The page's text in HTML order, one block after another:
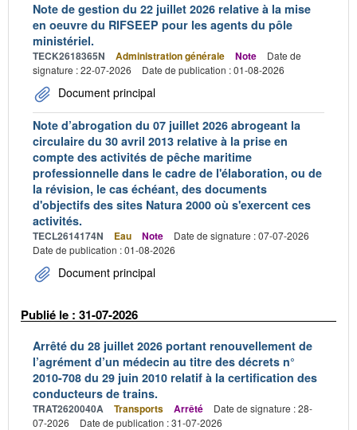
Note de gestion du 22 juillet 2026 relative à la mise
en oeuvre du RIFSEEP pour les agents du pôle
ministériel.
TECK2618365N Administration générale Note
Date de
signature : 22-07-2026
Date de publication : 01-08-2026
Document principal
Note d’abrogation du 07 juillet 2026 abrogeant la
circulaire du 30 avril 2013 relative à la prise en
compte des activités de pêche maritime
professionnelle dans le cadre de l'élaboration, ou de
la révision, le cas échéant, des documents
d'objectifs des sites Natura 2000 où s'exercent ces
activités.
TECL2614174N Eau Note
Date de signature : 07-07-2026
Date de publication : 01-08-2026
Document principal
Publié le : 31-07-2026
Arrêté du 28 juillet 2026 portant renouvellement de
l’agrément d’un médecin au titre des décrets n°
2010-708 du 29 juin 2010 relatif à la certification des
conducteurs de trains.
TRAT2620040A Transports Arrêté
Date de signature : 28-
07-2026
Date de publication : 31-07-2026